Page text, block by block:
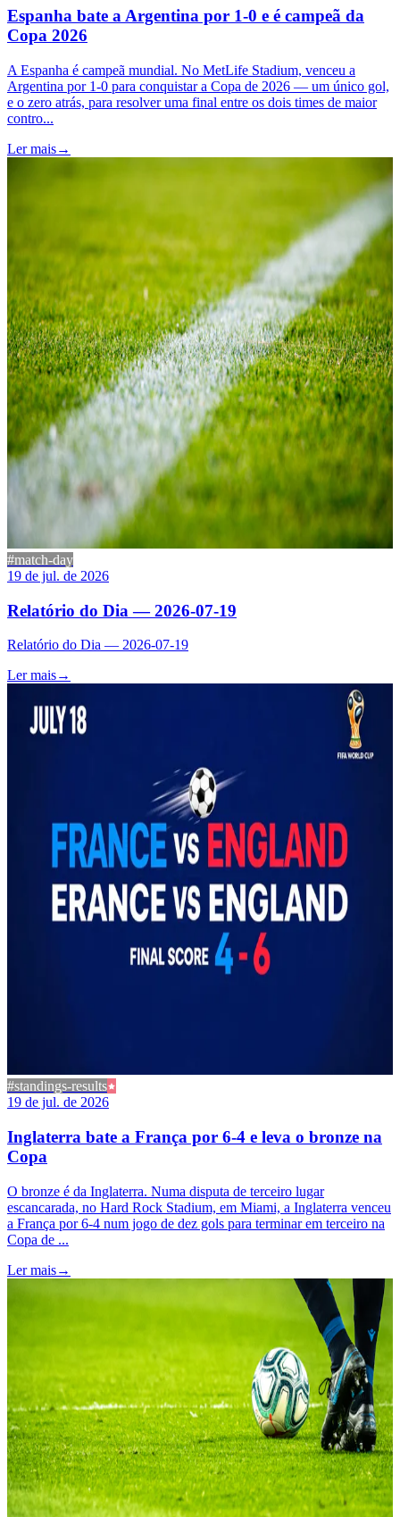
Espanha bate a Argentina por 1-0 e é campeã da
Copa 2026
A Espanha é campeã mundial. No MetLife Stadium, venceu a
Argentina por 1-0 para conquistar a Copa de 2026 — um único gol,
e o zero atrás, para resolver uma final entre os dois times de maior
contro...
Ler mais→
#match-day
19 de jul. de 2026
Relatório do Dia — 2026-07-19
Relatório do Dia — 2026-07-19
Ler mais→
#standings-results
19 de jul. de 2026
Inglaterra bate a França por 6-4 e leva o bronze na
Copa
O bronze é da Inglaterra. Numa disputa de terceiro lugar
escancarada, no Hard Rock Stadium, em Miami, a Inglaterra venceu
a França por 6-4 num jogo de dez gols para terminar em terceiro na
Copa de ...
Ler mais→